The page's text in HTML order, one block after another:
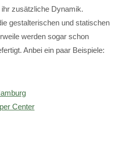
zusätzliche Dynamik.
gestalterischen und statischen
werden sogar schon
Anbei ein paar Beispiele:
Center